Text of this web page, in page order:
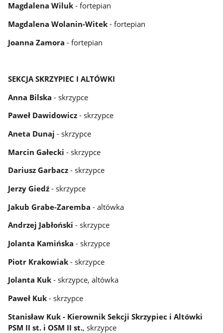
Magdalena Wiluk - fortepian
Magdalena Wolanin-Witek- fortepian
Joanna Zamora - fortepian
SEKCJA SKRZYPIEC I ALTÓWKI
Anna Bilska - skrzypce
Paweł Dawidowicz - skrzypce
Aneta Dunaj - skrzypce
Marcin Gałecki - skrzypce
Dariusz Garbacz - skrzypce
Jerzy Giedź - skrzypce
Jakub Grabe-Zaremba - altówka
Andrzej Jabłoński - skrzypce
Jolanta Kamińska - skrzypce
Piotr Krakowiak - skrzypce
Jolanta Kuk- skrzypce, altówka
Paweł Kuk - skrzypce
Stanisław Kuk - Kierownik Sekcji Skrzypiec i Altówki
PSM II st. i OSM II st., skrzypce